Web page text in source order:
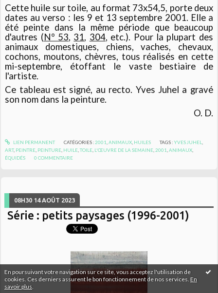
En poursuivant votre navigation sur ce site, vous acceptez l'utilisation de
cookies. Ces derniers assurent le bon fonctionnement de nos services. En
savoir plus
Cette huile sur toile, au format 73x54,5, porte deux
dates au verso : les 9 et 13 septembre 2001. Elle a
été peinte dans la même période que beaucoup
d'autres (N° 53, 31, 304, etc.). Pour la plupart des
animaux domestiques, chiens, vaches, chevaux,
cochons, moutons, chèvres, tous réalisés en cette
mi-septembre, étoffant le vaste bestiaire de
l'artiste.
Ce tableau est signé, au recto. Yves Juhel a gravé
son nom dans la peinture.
O. D.
LIEN PERMANENT CATÉGORIES :2001 ANIMAUX, HUILES TAGS :YVES JUHEL
ART, PEINTRE PEINTURE HUILE ,TOILE L'ŒUVRE DE LA SEMAINE ,2001 ,ANIMAUX
ÉQUIDÉS
0 COMMENTAIRE
08H30 14 AOÛT 2023
Série : petits paysages (1996-2001)